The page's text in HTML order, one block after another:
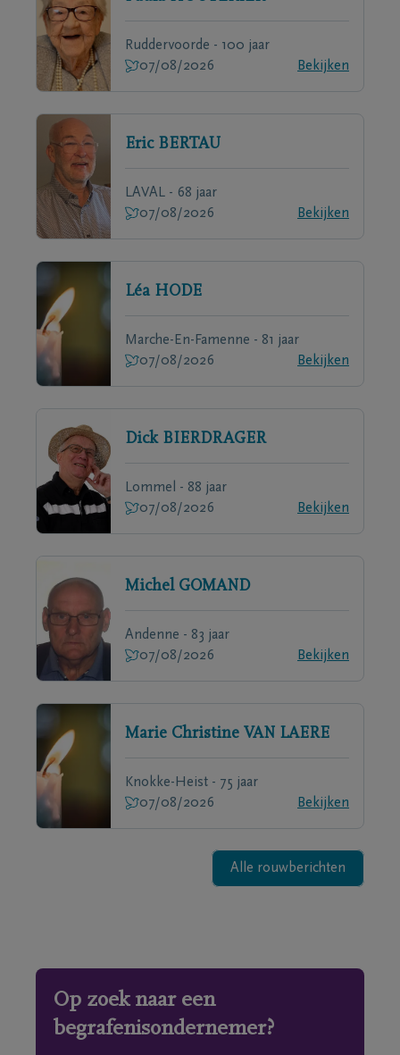
Ruddervoorde - 100 jaar
07/08/2026
Bekijken
Eric BERTAU
LAVAL - 68 jaar
07/08/2026
Bekijken
Léa HODE
Marche-En-Famenne - 81 jaar
07/08/2026
Bekijken
Dick BIERDRAGER
Lommel - 88 jaar
07/08/2026
Bekijken
Michel GOMAND
Andenne - 83 jaar
07/08/2026
Bekijken
Marie Christine VAN LAERE
Knokke-Heist - 75 jaar
07/08/2026
Bekijken
Alle rouwberichten
Op zoek naar een
begrafenisondernemer?